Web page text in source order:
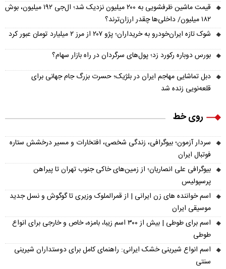
قیمت ماشین ظرفشویی به ۲۰۰ میلیون نزدیک شد؛ ال‌جی ۱۹۲ میلیون، بوش
۱۸۲ میلیون/ داخلی‌ها چقدر ارزان‌ترند؟
شوک تازه ایران‌خودرو به خریداران؛ پژو ۲۰۷ از مرز ۲ میلیارد تومان عبور کرد
بورس دوباره رکورد زد؛ پول‌های سرگردان در راه بازار سهام؟
دبل تماشایی مهاجم ایران در بلژیک؛ حسرت بزرگ جام جهانی برای
قلعه‌نویی زنده شد
روی خط
سردار آزمون؛ بیوگرافی، زندگی شخصی، افتخارات و مسیر درخشش ستاره
فوتبال ایران
بیوگرافی علی انصاریان؛ از زمین‌های خاکی جنوب تهران تا پیراهن
پرسپولیس
اسم خواننده های زن ایرانی | از قمرالملوک وزیری تا گوگوش و نسل جدید
موسیقی ایران
اسم برای طوطی | بیش از ۳۰۰ اسم زیبا، بامزه، خاص و خارجی برای انواع
طوطی
اسم انواع شیرینی خشک ایرانی: راهنمای کامل برای دوستداران شیرینی
سنتی